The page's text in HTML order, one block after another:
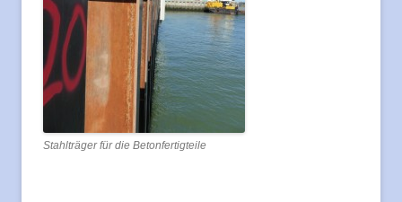
Stahlträger für die Betonfertigteile